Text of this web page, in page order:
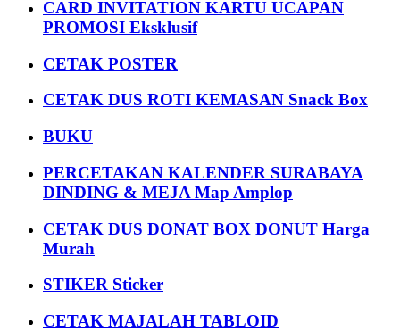
CARD INVITATION KARTU UCAPAN
PROMOSI Eksklusif
CETAK POSTER
CETAK DUS ROTI KEMASAN Snack Box
BUKU
PERCETAKAN KALENDER SURABAYA
DINDING & MEJA Map Amplop
CETAK DUS DONAT BOX DONUT Harga
Murah
STIKER Sticker
CETAK MAJALAH TABLOID